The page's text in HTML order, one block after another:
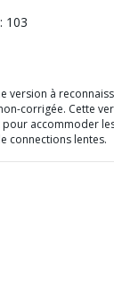
103
version à
corrigée. Cette
accommoder
connections lentes.